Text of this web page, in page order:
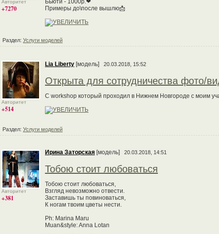
Авторитет
+7270
Бьюти - 1000р.❤
Примеры до\после вышлю📩
Раздел: Услуги моделей
Авторитет
+514
Lia Liberty [модель] 20.03.2018, 15:52
Открыта для сотрудничества фото/
С workshop который проходил в Нижнем Новгороде с моим
Раздел: Услуги моделей
Авторитет
+381
Ирина Заторская [модель] 20.03.2018, 14:51
Тобою стоит любоваться
Тобою стоит любоваться,
Взгляд невозможно отвести.
Заставишь ты повиноваться,
К ногам твоим цветы нести.
Ph: Marina Maru
Muan&style: Anna Lotan